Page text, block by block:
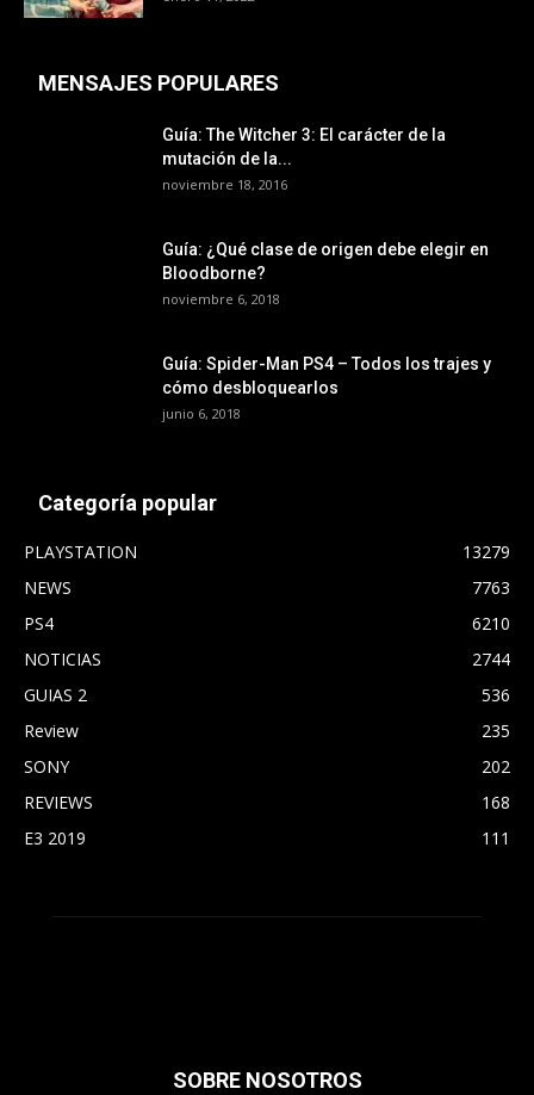
MENSAJES POPULARES
Guía: The Witcher 3: El carácter de la
mutación de la...
noviembre 18, 2016
Guía: ¿Qué clase de origen debe elegir en
Bloodborne?
noviembre 6, 2018
Guía: Spider-Man PS4 – Todos los trajes y
cómo desbloquearlos
junio 6, 2018
Categoría popular
PLAYSTATION
13279
NEWS
7763
PS4
6210
NOTICIAS
2744
GUIAS 2
536
Review
235
SONY
202
REVIEWS
168
E3 2019
111
SOBRE NOSOTROS